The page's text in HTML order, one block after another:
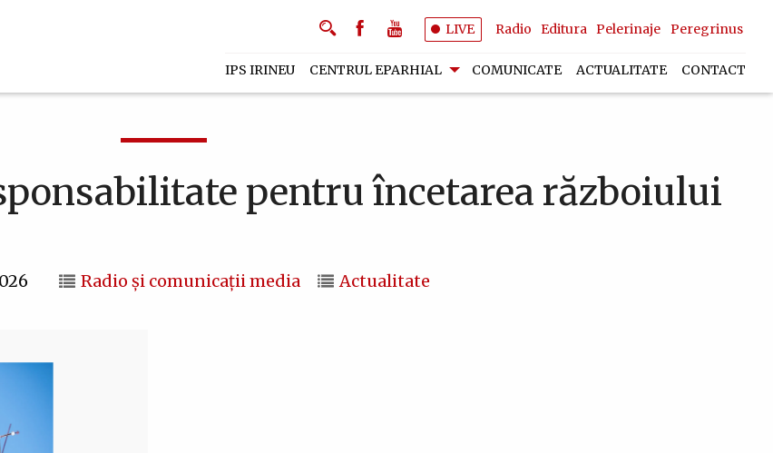
LIVE Radio Editura Pelerinaje Peregrinus
IPS IRINEU CENTRUL EPARHIAL COMUNICATE ACTUALITATE CONTACT
pentru încetarea războiului
Radio și comunicații media Actualitate